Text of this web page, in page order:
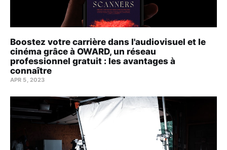
Boostez votre carrière dans l'audiovisuel et le
cinéma grâce à OWARD, un réseau
professionnel gratuit : les avantages à
connaître
APR 5, 2023